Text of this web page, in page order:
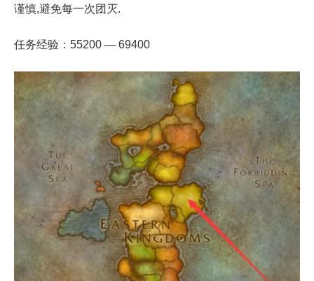
谨慎,避免每一次团灭.
任务经验：55200 — 69400